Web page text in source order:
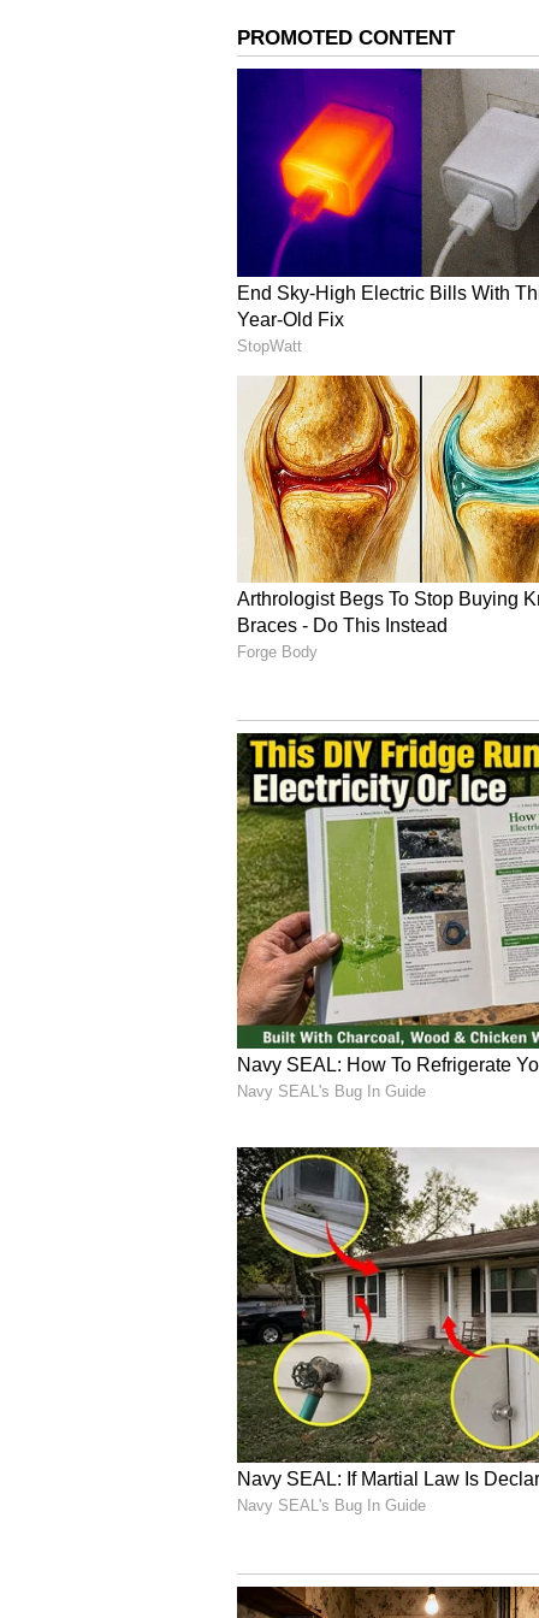
ఉంటాయి. ఇది గుండెపోటు ప్రమాదాన్ని
జుట్టుకు, చర్మానికి ఎంతో మేలు
మెరిసే చర్మానికి, అందమైన జుట్టుకు
విటమిన్ ఎ, విటమిన్ సి లతో పాటు
సూచిస్తున్నాయి. ఇవి చర్మం అకాల
మొటిమలను కూడా తగ్గిస్తుంది. తామర,
కాకరకాయ హానికరమైన యువి కిరణాల నుంచి
విటమిన్ ఎ, విటమిన్ సి, బయోటిన్, జింక్
రసాన్ని క్రమం తప్పకుండా నెత్తిమీద అప్లై
తగ్గుతుంది. జుట్టు చివర్లు పగిలిపోయే
ఒక టేబుల్ స్పూన్ నిమ్మరసం కలిపి హెయిర్
పట్టించి 30 నిమిషాల పాటు అలాగే
చేయాలి.
కాకరకాయ బరువు తగ్గడానికి
ఉంటాయి. ఇది ఆకలిని తగ్గించడానికి
రోగనిరోధక శక్తిని బలోపేతం చేస్తుంది.
వ్యాధికి వ్యతిరేకంగా పోరాడుతాయి. జర్నల్
రొమ్ము, గర్భాశయ క్యాన్సర్ ప్రమాదాన్ని